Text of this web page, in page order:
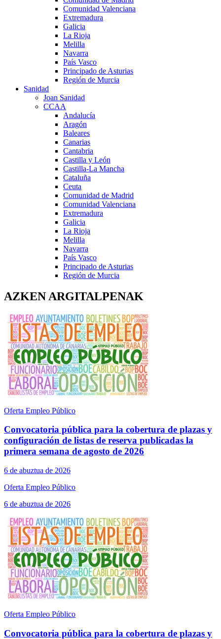
Comunidad Valenciana
Extremadura
Galicia
La Rioja
Melilla
Navarra
País Vasco
Principado de Asturias
Región de Murcia
Sanidad
Joan Sanidad
CCAA
Andalucía
Aragón
Baleares
Canarias
Cantabria
Castilla y León
Castilla-La Mancha
Cataluña
Ceuta
Comunidad de Madrid
Comunidad Valenciana
Extremadura
Galicia
La Rioja
Melilla
Navarra
País Vasco
Principado de Asturias
Región de Murcia
AZKEN ARGITALPENAK
Oferta Empleo Público
Convocatoria pública para la cobertura de plazas y
configuración de listas de reserva publicadas la
primera semana de agosto de 2026
6 de abuztua de 2026
Oferta Empleo Público
6 de abuztua de 2026
Oferta Empleo Público
Convocatoria pública para la cobertura de plazas y